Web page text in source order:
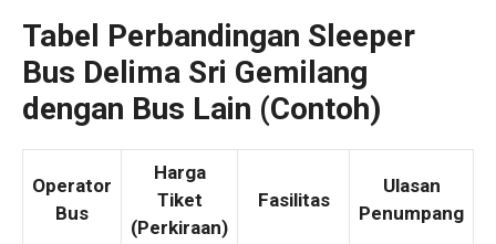
Tabel Perbandingan Sleeper
Bus Delima Sri Gemilang
dengan Bus Lain (Contoh)
Operator
Bus
Harga
Tiket
(Perkiraan)
Fasilitas
Ulasan
Penumpang